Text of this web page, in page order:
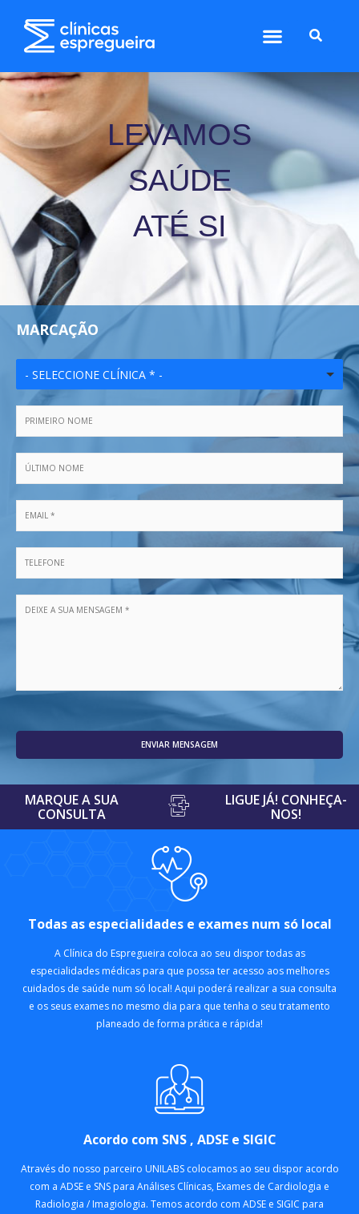
LEVAMOS
SAÚDE
ATÉ SI
MARCAÇÃO
- SELECCIONE CLÍNICA * -
ENVIAR MENSAGEM
MARQUE A SUA
CONSULTA
LIGUE JÁ! CONHEÇA-
NOS!
Todas as especialidades e exames num só local
A Clínica do Espregueira coloca ao seu dispor todas as
especialidades médicas para que possa ter acesso aos melhores
cuidados de saúde num só local! Aqui poderá realizar a sua consulta
e os seus exames no mesmo dia para que tenha o seu tratamento
planeado de forma prática e rápida!
Acordo com SNS , ADSE e SIGIC
Através do nosso parceiro UNILABS colocamos ao seu dispor acordo
com a ADSE e SNS para Análises Clínicas, Exames de Cardiologia e
Radiologia / Imagiologia. Temos acordo com ADSE e SIGIC para